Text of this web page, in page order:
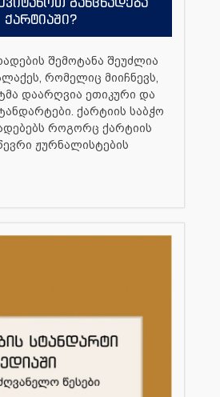
ქარტიაში?
შემოტანა შეუძლია
რომელიც მიიჩნევს,
დაარღვია ეთიკური და
ქარტიის საბჭო
როგორც ქარტიის
ჟურნალისტების